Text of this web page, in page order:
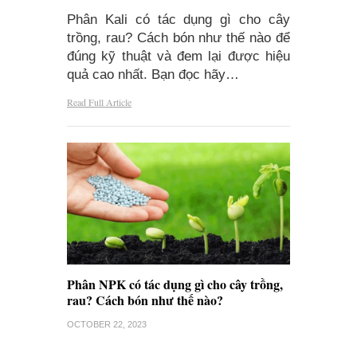
Phân Kali có tác dụng gì cho cây
trồng, rau? Cách bón như thế nào để
đúng kỹ thuật và đem lại được hiệu
quả cao nhất. Bạn đọc hãy…
Read Full Article
Phân NPK có tác dụng gì cho cây trồng,
rau? Cách bón như thế nào?
OCTOBER 22, 2023